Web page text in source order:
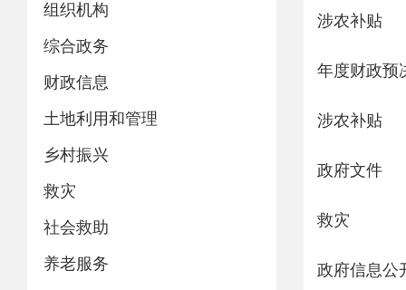
组织机构
综合政务
财政信息
土地利用和管理
乡村振兴
救灾
社会救助
养老服务
涉农补贴
年度财政预
涉农补贴
政府文件
救灾
政府信息公